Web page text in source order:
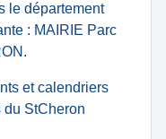
le département
: MAIRIE Parc
et calendriers
du StCheron